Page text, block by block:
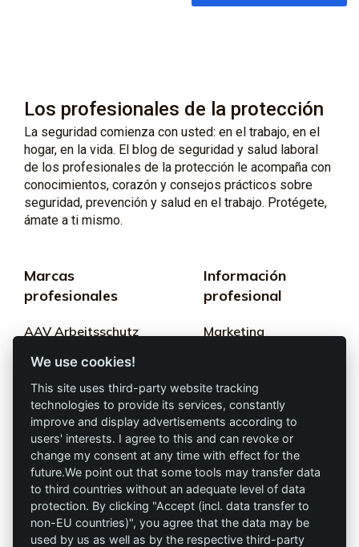
Los profesionales de la protección
La seguridad comienza con usted: en el trabajo, en el
hogar, en la vida. El blog de seguridad y salud laboral
de los profesionales de la protección le acompaña con
conocimientos, corazón y consejos prácticos sobre
seguridad, prevención y salud en el trabajo. Protégete,
ámate a ti mismo.
Marcas
profesionales
AAV Arbeitsschutz
Allprotec® Solo
trabaja seguro
Omniprotect –
Tienda Online
Información
profesional
Marketing
condiciones
Privacidad
Impresión
Contacto
info@die-schutzprofis.de
We use cookies!
This site uses third-party website tracking
technologies to provide its services, constantly
improve and display advertisements according to
users' interests. I agree to this and can revoke or
change my consent at any time with effect for the
future.We point out that some tools may transfer data
to third countries without an adequate level of data
protection. By clicking "Accept (incl. data transfer to
non-EU countries)", you agree that the data may be
used by us as well as by the respective third-party